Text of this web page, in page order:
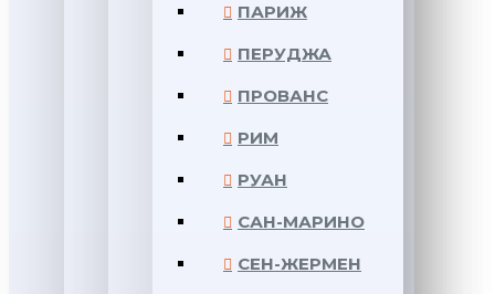
ПАРИЖ
ПЕРУДЖА
ПРОВАНС
РИМ
РУАН
САН-МАРИНО
СЕН-ЖЕРМЕН